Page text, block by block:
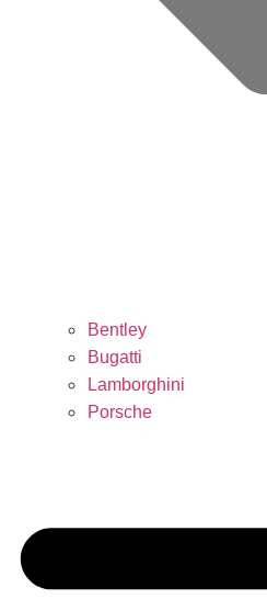
Bentley
Bugatti
Lamborghini
Porsche